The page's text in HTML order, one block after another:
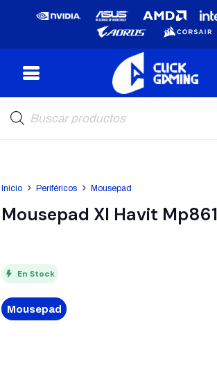
de
productos
Inicio Periféricos Mousepad
Mousepad Xl Havit Mp861
En Stock
Mousepad